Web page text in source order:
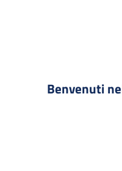
Benvenuti